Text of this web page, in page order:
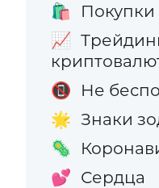
🛍️ Покупки
📈
📵 Не
🌟 Знаки
🦠
💕 Сердца